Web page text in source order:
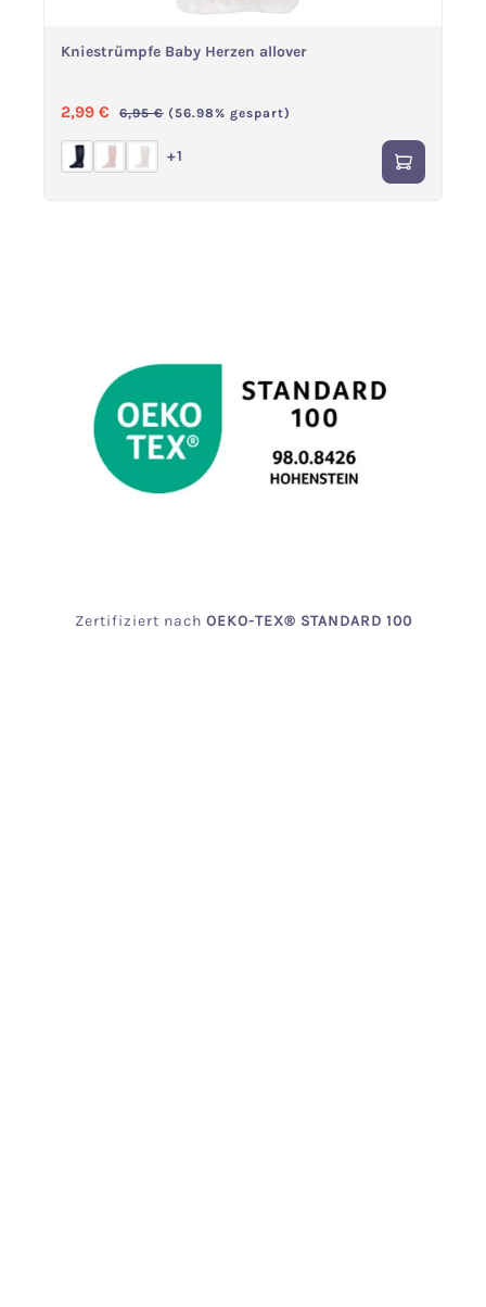
Kniestrümpfe Baby Herzen allover
+1
Verkaufspreis:
2,99 € Regulärer Preis:
6,95 € (56.98% gespart)
Zertifiziert nach OEKO-TEX® STANDARD 100